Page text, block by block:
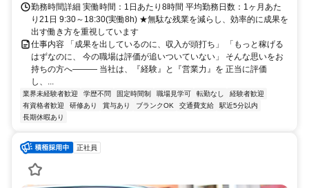
勤務時間詳細 実働時間：1日あたり8時間 平均勤務日数：1ヶ月あた
り21日 9:30～18:30(実働8h) ★無駄な残業を減らし、効率的に成果を
出す働き方を重視しています
仕事内容 「成果を出しているのに、収入が頭打ち」 「もっと稼げる
はずなのに、 今の職場は評価が追いついていない」 そんな思いをお
持ちの方へ――― 当社は、『経験』と『営業力』を 正当に評価
し、...
業界未経験者歓迎 学歴不問 固定時間制 職場見学可 転勤なし
経験者歓迎
有資格者歓迎
研修あり 賞与あり ブランクOK 交通費支給
駅近5分以内
長期休暇あり
正社員